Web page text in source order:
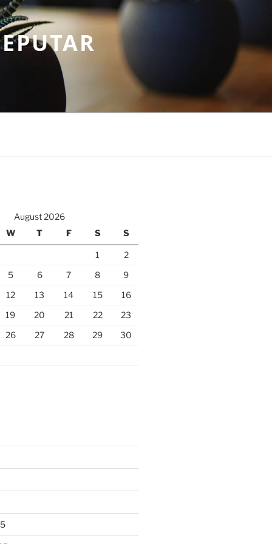
August 2026
W T F S S
1
2
5 6 7 8
9
12 13 14 15
16
19 20 21 22
23
26 27 28 29
30